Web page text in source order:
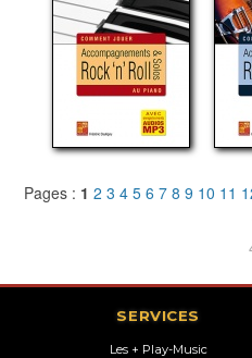
Pages : 1 2 3 4 5 6 7 8 9 10 11
SERVICES
Les + Play-Music